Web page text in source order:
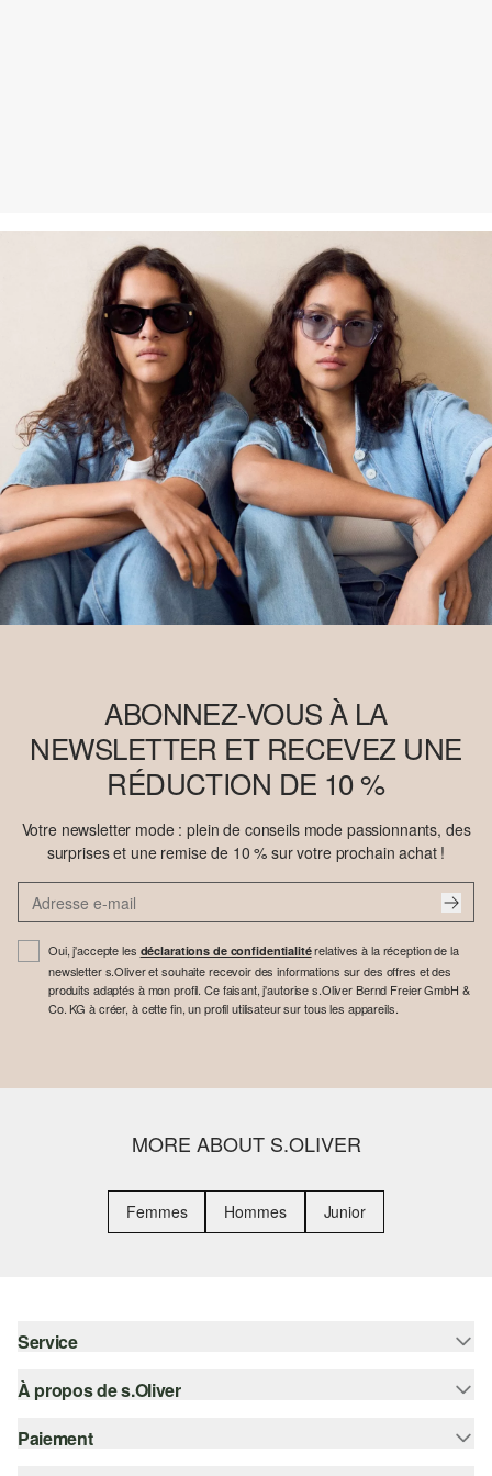
ABONNEZ-VOUS À LA
NEWSLETTER ET RECEVEZ UNE
RÉDUCTION DE 10 %
Votre newsletter mode : plein de conseils mode passionnants, des
surprises et une remise de 10 % sur votre prochain achat !
Oui, j'accepte les déclarations de confidentialitérelatives à la réception de la
newsletter s.Oliver et souhaite recevoir des informations sur des offres et des
produits adaptés à mon profil. Ce faisant, j'autorise s.Oliver Bernd Freier GmbH &
Co. KG à créer, à cette fin, un profil utilisateur sur tous les appareils.
MORE ABOUT S.OLIVER
Femmes Hommes Junior
Service
Aide - FAQ
À propos de s.Oliver
S'abonner à la Newsletter
Paiement